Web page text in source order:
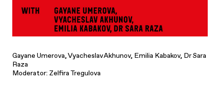
Gayane Umerova, Vyacheslav Akhunov, Emilia Kabakov, Dr Sara
Raza
Moderator: Zelfira Tregulova